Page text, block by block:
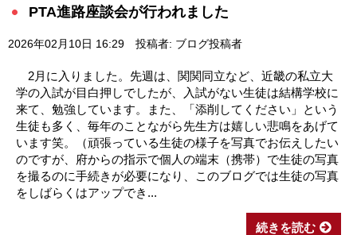
PTA進路座談会が行われました
2026年02月10日 16:29 投稿者: ブログ投稿者
2月に入りました。先週は、関関同立など、近畿の私立大
学の入試が目白押しでしたが、入試がない生徒は結構学校に
来て、勉強しています。また、「添削してください」という
生徒も多く、毎年のことながら先生方は嬉しい悲鳴をあげて
います笑。（頑張っている生徒の様子を写真でお伝えしたい
のですが、府からの指示で個人の端末（携帯）で生徒の写真
を撮るのに手続きが必要になり、このブログでは生徒の写真
をしばらくはアップでき...
続きを読む